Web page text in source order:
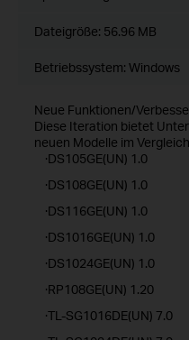
Dateigröße: 56.96 MB
Betriebssystem: Windows
Neue Funktionen/
Diese Iteration bietet
neuen Modelle im
·DS105GE(UN) 1.0
·DS108GE(UN) 1.0
·DS116GE(UN) 1.0
·DS1016GE(UN) 1.0
·DS1024GE(UN) 1.0
·RP108GE(UN) 1.20
·TL-SG1016DE(UN) 7.0